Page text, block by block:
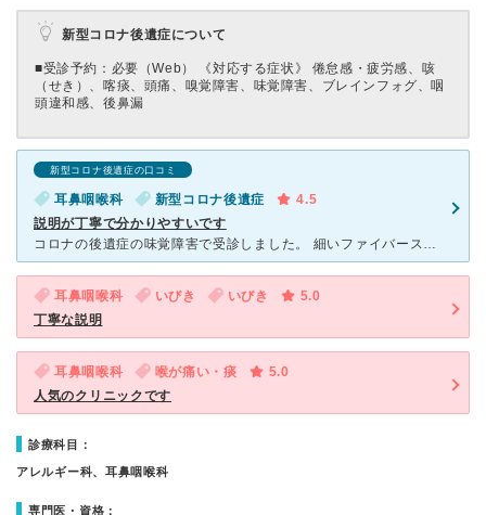
新型コロナ後遺症について
■受診予約：必要（Web） 《対応する症状》 倦怠感・疲労感、咳
（せき）、喀痰、頭痛、嗅覚障害、味覚障害、ブレインフォグ、咽
頭違和感、後鼻漏
新型コロナ後遺症の口コミ
耳鼻咽喉科 新型コロナ後遺症
4.5
説明が丁寧で分かりやすいです
コロナの後遺症の味覚障害で受診しました。 細いファイバースコープで検査した後、画像を一つずつ見ながら説明してくれました。 耳鼻科で画像を見ての説明は初めてだったので驚きましたが、簡単な言葉で説
耳鼻咽喉科 いびき いびき
5.0
丁寧な説明
耳鼻咽喉科 喉が痛い・痰
5.0
人気のクリニックです
診療科目：
アレルギー科、耳鼻咽喉科
専門医・資格：